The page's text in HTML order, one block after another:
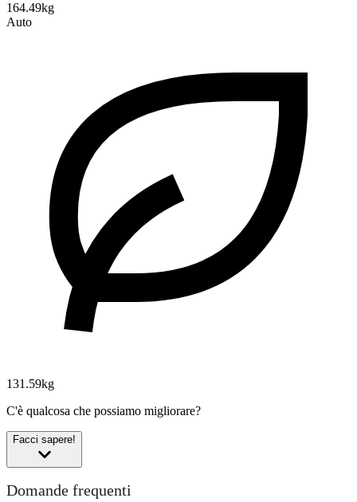
164.49kg
Auto
131.59kg
C'è qualcosa che possiamo migliorare?
Facci sapere!
Domande frequenti